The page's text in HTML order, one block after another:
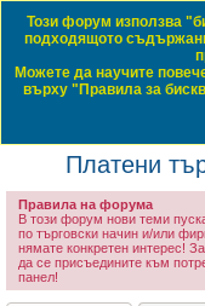
Daewoo &
ЧЗВ Правила на
Начало форум
Виж
Платени
Правила на форума
В този форум нови теми
по търговски начин и/или
нямате конкретен интерес!
да се присъедините към
панел!
Този форум използва
подходящото
Можете да научите
върху "Правила за